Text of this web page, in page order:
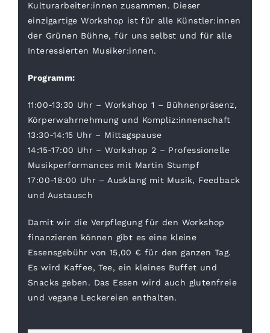
Kulturarbeiter:innen zusammen. Dieser
einzigartige Workshop ist für alle Künstler:innen
der Grünen Bühne, für uns selbst und für alle
Interessierten Musiker:innen.
Programm:
11:00-13:30 Uhr – Workshop 1 – Bühnenpräsenz,
Körperwahrnehmung und Kompliz:innenschaft
13:30-14:15 Uhr – Mittagspause
14:15-17:00 Uhr – Workshop 2 – Professionelle
Musikperformances mit Martin Stumpf
17:00-18:00 Uhr – Ausklang mit Musik, Feedback
und Austausch
Damit wir die Verpflegung für den Workshop
finanzieren können gibt es eine kleine
Essensgebühr von 15,00 € für den ganzen Tag.
Es wird Kaffee, Tee, ein kleines Buffet und
Snacks geben. Das Essen wird auch glutenfreie
und vegane Leckereien enthalten.